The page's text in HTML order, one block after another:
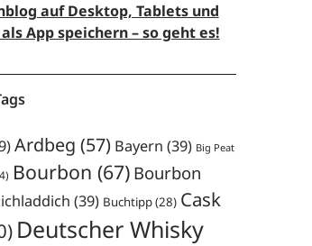
auf Desktop, Tablets und
App speichern – so geht es!
Ardbeg (57) Bayern (39) Big Peat
Bourbon (67) Bourbon
(39) Buchtipp(28) Cask
Deutscher Whisky